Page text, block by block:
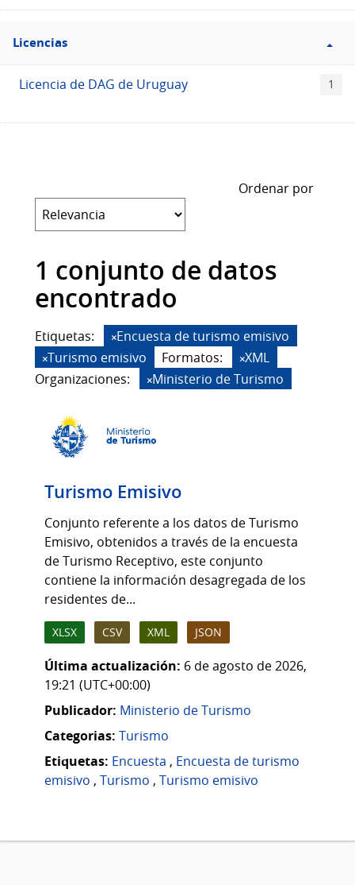
Filtro
Licencias
Licencias
Licencia de DAG de Uruguay 1
Ordenar por
1 conjunto de datos
encontrado
Etiquetas:
Encuesta de turismo emisivo
Turismo emisivo
Formatos:
XML
Organizaciones:
Ministerio de Turismo
Turismo Emisivo
Conjunto referente a los datos de Turismo
Emisivo, obtenidos a través de la encuesta
de Turismo Receptivo, este conjunto
contiene la información desagregada de los
residentes de...
XLSX CSV XML JSON
Última actualización: 6 de agosto de 2026,
19:21 (UTC+00:00)
Publicador: Ministerio de Turismo
Categorias: Turismo
Etiquetas: Encuesta , Encuesta de turismo
emisivo , Turismo , Turismo emisivo